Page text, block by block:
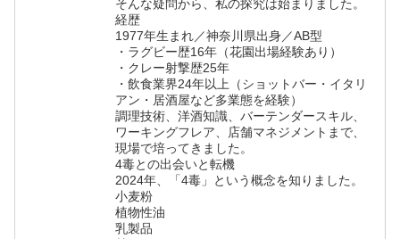
そんな疑問から、私の探究は始まりました。
経歴
1977年生まれ／神奈川県出身／AB型
・ラグビー歴16年（花園出場経験あり）
・クレー射撃歴25年
・飲食業界24年以上（ショットバー・イタリ
アン・居酒屋など多業態を経験）
調理技術、洋酒知識、バーテンダースキル、
ワーキングフレア、店舗マネジメントまで、
現場で培ってきました。
4毒との出会いと転機
2024年、「4毒」という概念を知りました。
小麦粉
植物性油
乳製品